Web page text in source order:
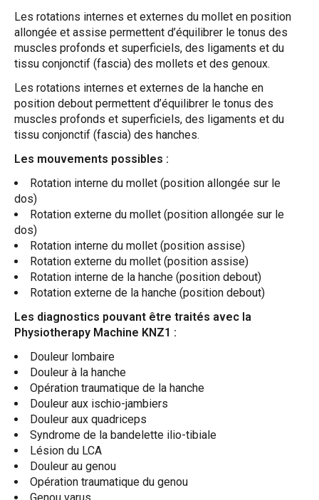
Les rotations internes et externes du mollet en position
allongée et assise permettent d’équilibrer le tonus des
muscles profonds et superficiels, des ligaments et du
tissu conjonctif (fascia) des mollets et des genoux.
Les rotations internes et externes de la hanche en
position debout permettent d’équilibrer le tonus des
muscles profonds et superficiels, des ligaments et du
tissu conjonctif (fascia) des hanches.
Les mouvements possibles :
Rotation interne du mollet (position allongée sur le
dos)
Rotation externe du mollet (position allongée sur le
dos)
Rotation interne du mollet (position assise)
Rotation externe du mollet (position assise)
Rotation interne de la hanche (position debout)
Rotation externe de la hanche (position debout)
Les diagnostics pouvant être traités avec la
Physiotherapy Machine KNZ1 :
Douleur lombaire
Douleur à la hanche
Opération traumatique de la hanche
Douleur aux ischio-jambiers
Douleur aux quadriceps
Syndrome de la bandelette ilio-tibiale
Lésion du LCA
Douleur au genou
Opération traumatique du genou